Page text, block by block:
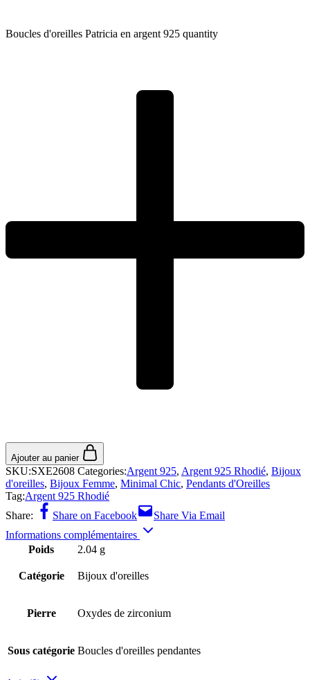
Boucles d'oreilles Patricia en argent 925 quantity
Ajouter au panier
SKU:SXE2608 Categories:Argent 925, Argent 925 Rhodié, Bijoux
d'oreilles, Bijoux Femme, Minimal Chic, Pendants d'Oreilles
Tag:Argent 925 Rhodié
Share:
Share on Facebook
Share Via Email
Informations complémentaires
Poids
2.04 g
Catégorie Bijoux d'oreilles
Pierre Oxydes de zirconium
Sous catégorie Boucles d'oreilles pendantes